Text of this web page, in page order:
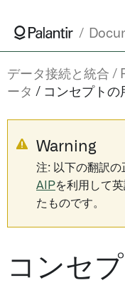
データ接続と統合
ータ
コンセプトの
Warning
注: 以下の翻訳の
AIPを利用して
たものです。
コンセ